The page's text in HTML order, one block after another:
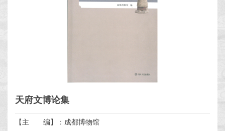
天府文博论集
【主 编】：成都博物馆